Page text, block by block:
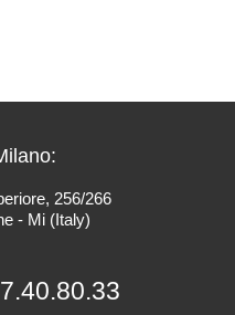
256/266
- Mi (Italy)